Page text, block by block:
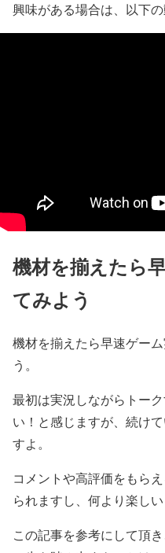
興味がある場合は、以下の
機材を揃えたら
てみよう
機材を揃えたら早速ゲー
う。
最初は実況しながらトー
い！と感じますが、続け
すよ。
コメントや高評価をもら
られますし、何より楽しい
この記事を参考にして頂